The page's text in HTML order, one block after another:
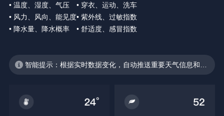
• 温度、湿度、气压
• 风力、风向、能见度
• 降水量、降水概率
• 穿衣、运动、洗车
• 紫外线、过敏指数
• 舒适度、感冒指数
智能提示：根据实时数据变化，自动推送重要天气信息和生